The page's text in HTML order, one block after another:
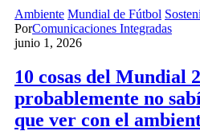
Ambiente Mundial de Fútbol
PorComunicaciones Integradas
junio 1, 2026
10 cosas del Mundial
probablemente no
que ver con el